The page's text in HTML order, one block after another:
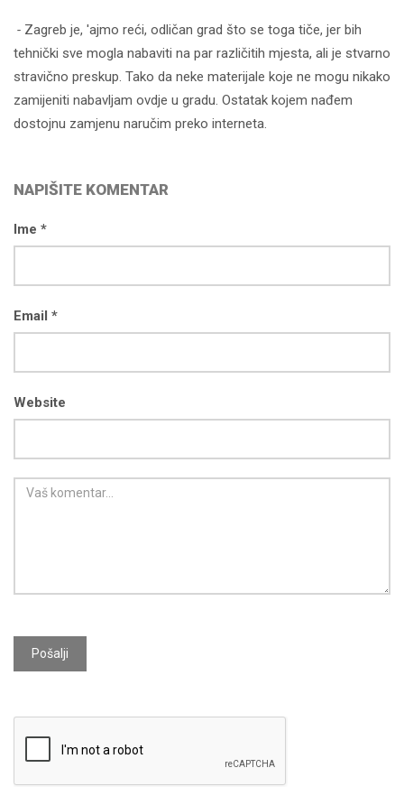
- Zagreb je, 'ajmo reći, odličan grad što se toga tiče, jer bih
tehnički sve mogla nabaviti na par različitih mjesta, ali je stvarno
stravično preskup. Tako da neke materijale koje ne mogu nikako
zamijeniti nabavljam ovdje u gradu. Ostatak kojem nađem
dostojnu zamjenu naručim preko interneta.
NAPIŠITE KOMENTAR
Ime *
Email *
Website
Pošalji